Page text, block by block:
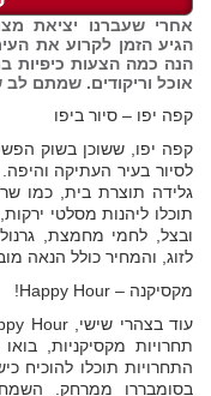
אחרי שעברנו יציאת
הגיע הזמן לקרוע את
הנה כמה הצעות כיפיות
אוכל וריקודים. שמתם
קפה יפו – סיור ביפו
קפה יפו, ששוכן בשוק
לסיור בעיר העתיקה
גלידה תוצרת בית, כמו
תוכלו ליהנות מסלטי
לזוג, והמחיר כולל הנאה
מקסיקנה – Happy Hour!
תחרויות מקסיקניות,
התחרויות תוכלו להוכיח